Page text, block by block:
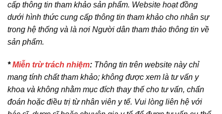
cấp thông tin tham khảo sản phẩm. Website hoạt đồng
dưới hình thức cung cấp thông tin tham khảo cho nhân sự
trong hệ thống và là nơi Người dân tham thảo thông tin về
sản phẩm.
*Miễn trừ trách nhiệm: Thông tin trên website này chỉ
mang tính chất tham khảo; không được xem là tư vấn y
khoa và không nhằm mục đích thay thế cho tư vấn, chẩn
đoán hoặc điều trị từ nhân viên y tế. Vui lòng liên hệ với